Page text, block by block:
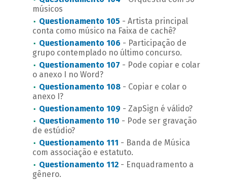
músicos
Questionamento 105 - Artista principal
conta como músico na Faixa de cachê?
Questionamento 106 - Participação de
grupo contemplado no último concurso.
Questionamento 107 - Pode copiar e colar
o anexo I no Word?
Questionamento 108 - Copiar e colar o
anexo I?
Questionamento 109 - ZapSign é válido?
Questionamento 110 - Pode ser gravação
de estúdio?
Questionamento 111 - Banda de Música
com associação e estatuto.
Questionamento 112 - Enquadramento a
gênero.